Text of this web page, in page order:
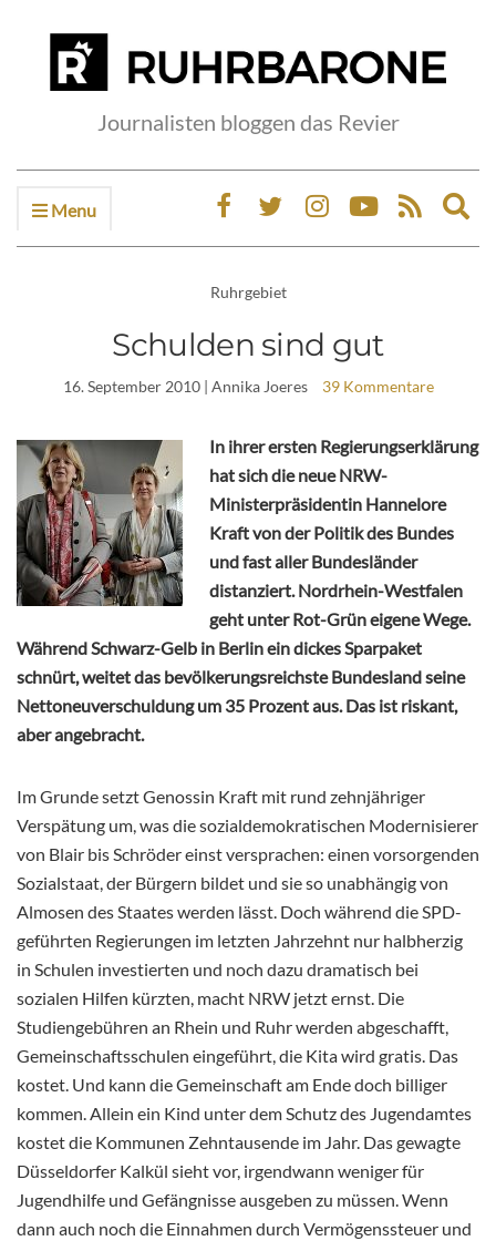
Journalisten bloggen das Revier
Menu
Ruhrgebiet
Schulden sind gut
16. September 2010| Annika Joeres 39 Kommentare
In ihrer ersten Regierungserklärung
hat sich die neue NRW-
Ministerpräsidentin Hannelore
Kraft von der Politik des Bundes
und fast aller Bundesländer
distanziert. Nordrhein-Westfalen
geht unter Rot-Grün eigene Wege.
Während Schwarz-Gelb in Berlin ein dickes Sparpaket
schnürt, weitet das bevölkerungsreichste Bundesland seine
Nettoneuverschuldung um 35 Prozent aus. Das ist riskant,
aber angebracht.
Im Grunde setzt Genossin Kraft mit rund zehnjähriger
Verspätung um, was die sozialdemokratischen Modernisierer
von Blair bis Schröder einst versprachen: einen vorsorgenden
Sozialstaat, der Bürgern bildet und sie so unabhängig von
Almosen des Staates werden lässt. Doch während die SPD-
geführten Regierungen im letzten Jahrzehnt nur halbherzig
in Schulen investierten und noch dazu dramatisch bei
sozialen Hilfen kürzten, macht NRW jetzt ernst. Die
Studiengebühren an Rhein und Ruhr werden abgeschafft,
Gemeinschaftsschulen eingeführt, die Kita wird gratis. Das
kostet. Und kann die Gemeinschaft am Ende doch billiger
kommen. Allein ein Kind unter dem Schutz des Jugendamtes
kostet die Kommunen Zehntausende im Jahr. Das gewagte
Düsseldorfer Kalkül sieht vor, irgendwann weniger für
Jugendhilfe und Gefängnisse ausgeben zu müssen. Wenn
dann auch noch die Einnahmen durch Vermögenssteuer und